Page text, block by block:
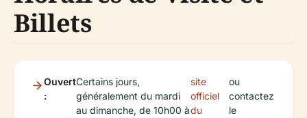
Billets
Ouvert
:
Certains jours,
généralement du mardi
au dimanche, de 10h00 à
site
officiel
du
ou
contactez
le